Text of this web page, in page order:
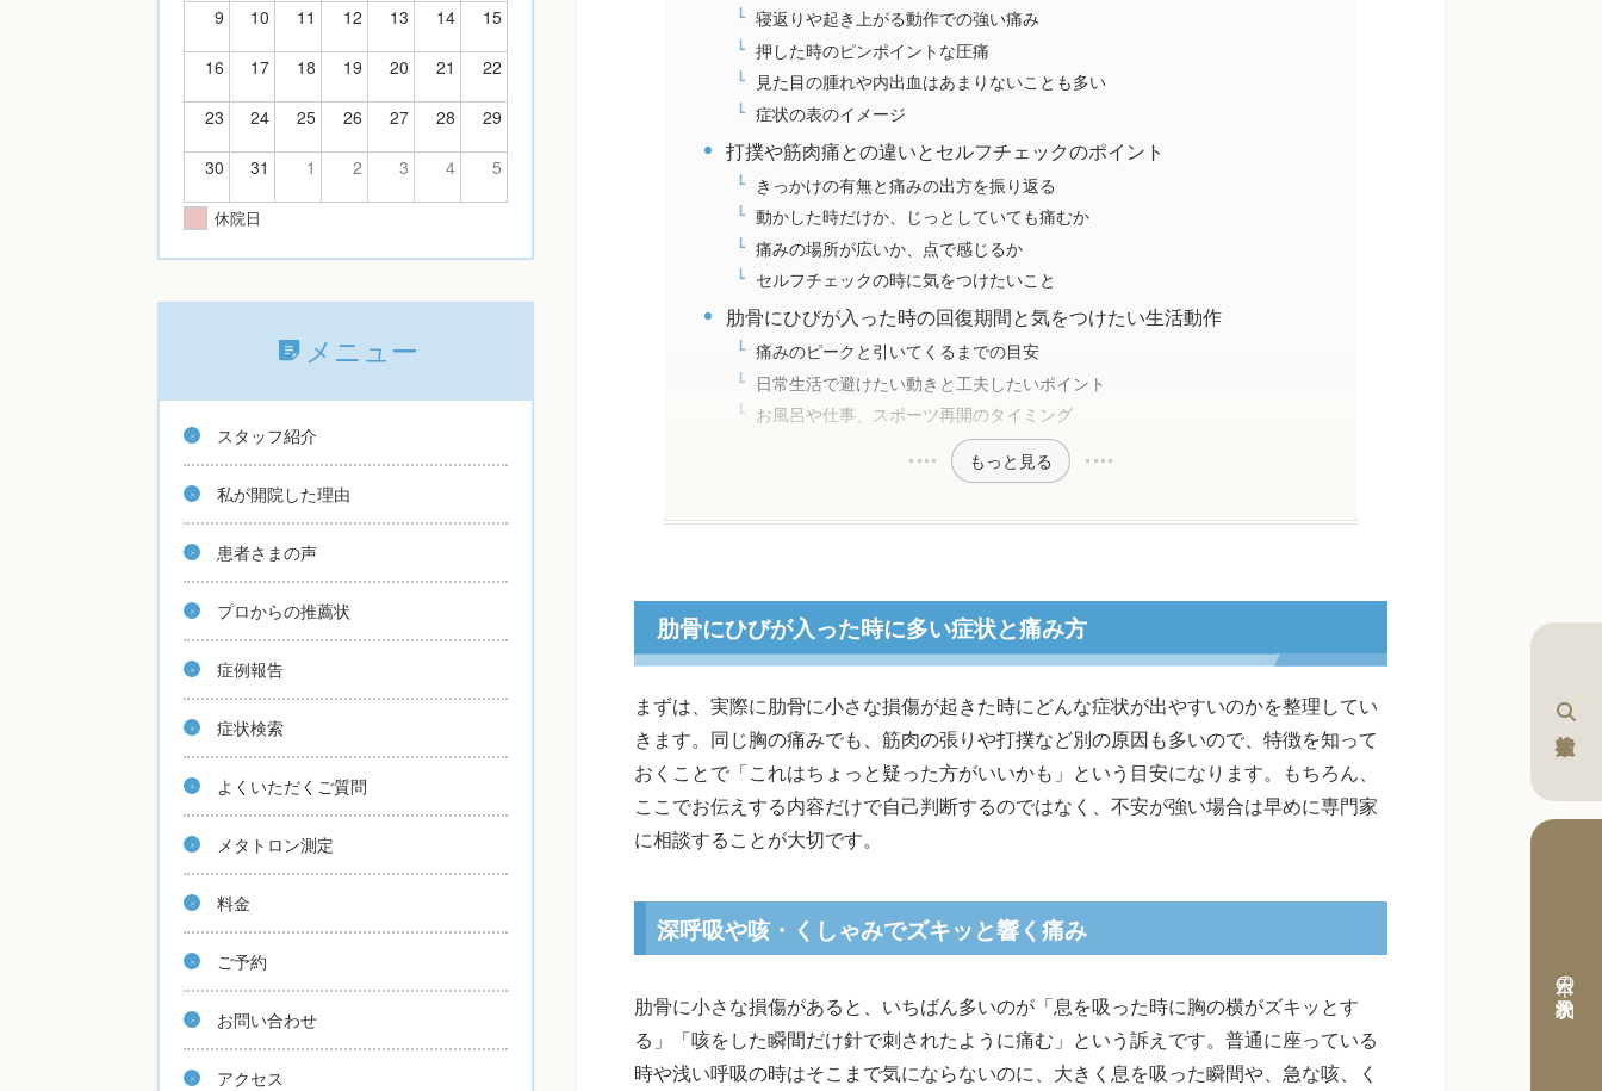
本日の予約状況
寝返りや起き上がる動作での強い痛み
押した時のピンポイントな圧痛
見た目の腫れや内出血はあまりないことも多い
症状の表のイメージ
打撲や筋肉痛との違いとセルフチェックのポイント
きっかけの有無と痛みの出方を振り返る
動かした時だけか、じっとしていても痛むか
痛みの場所が広いか、点で感じるか
セルフチェックの時に気をつけたいこと
肋骨にひびが入った時の回復期間と気をつけたい生活動作
痛みのピークと引いてくるまでの目安
日常生活で避けたい動きと工夫したいポイント
お風呂や仕事、スポーツ再開のタイミング
もっと見る
肋骨にひびが入った時に多い症状と痛み方
まずは、実際に肋骨に小さな損傷が起きた時にどんな症状が出やすいのかを整理してい
きます。同じ胸の痛みでも、筋肉の張りや打撲など別の原因も多いので、特徴を知って
おくことで「これはちょっと疑った方がいいかも」という目安になります。もちろん、
ここでお伝えする内容だけで自己判断するのではなく、不安が強い場合は早めに専門家
に相談することが大切です。
深呼吸や咳・くしゃみでズキッと響く痛み
肋骨に小さな損傷があると、いちばん多いのが「息を吸った時に胸の横がズキッとす
る」「咳をした瞬間だけ針で刺されたように痛む」という訴えです。普通に座っている
時や浅い呼吸の時はそこまで気にならないのに、大きく息を吸った瞬間や、急な咳、く
9 10 11 12 13 14 15
16 17 18 19 20 21 22
23 24 25 26 27 28 29
30 31 1 2 3 4 5
休院日
メニュー
スタッフ紹介
私が開院した理由
患者さまの声
プロからの推薦状
症例報告
症状検索
よくいただくご質問
メタトロン測定
料金
ご予約
お問い合わせ
アクセス